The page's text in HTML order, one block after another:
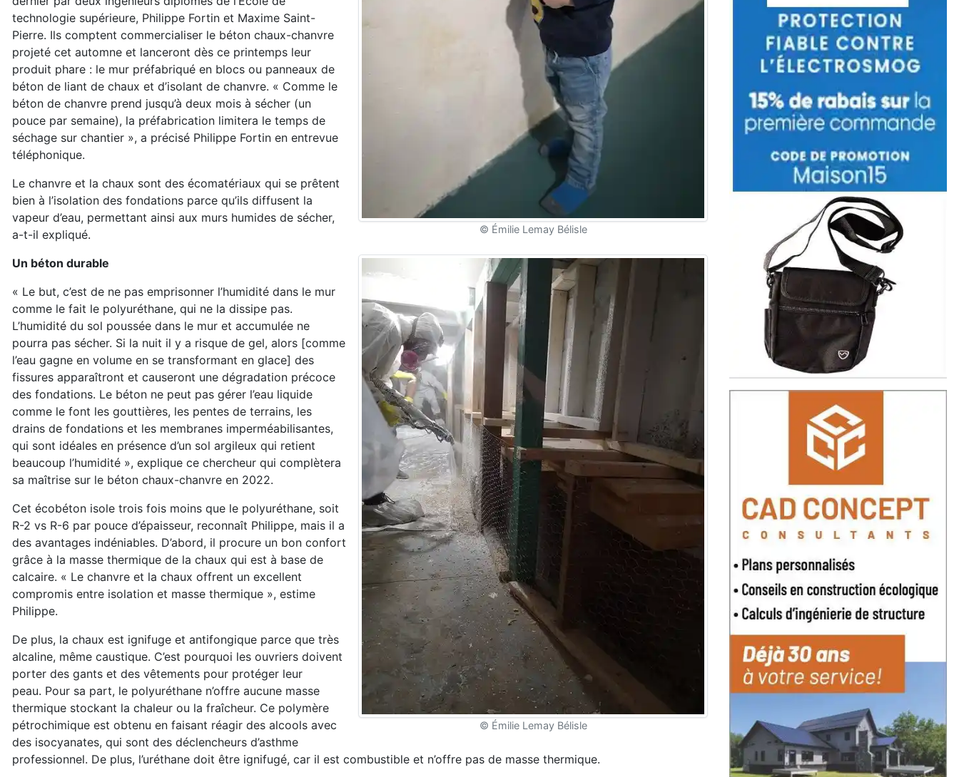
© Émilie Lemay Bélisle
technologie supérieure, Philippe Fortin et Maxime Saint-
Pierre. Ils comptent commercialiser le béton chaux-chanvre
projeté cet automne et lanceront dès ce printemps leur
produit phare : le mur préfabriqué en blocs ou panneaux de
béton de liant de chaux et d’isolant de chanvre. « Comme le
béton de chanvre prend jusqu’à deux mois à sécher (un
pouce par semaine), la préfabrication limitera le temps de
séchage sur chantier », a précisé Philippe Fortin en entrevue
téléphonique.
Le chanvre et la chaux sont des écomatériaux qui se prêtent
bien à l’isolation des fondations parce qu’ils diffusent la
vapeur d’eau, permettant ainsi aux murs humides de sécher,
a-t-il expliqué.
© Émilie Lemay Bélisle
Un béton durable
« Le but, c’est de ne pas emprisonner l’humidité dans le mur
comme le fait le polyuréthane, qui ne la dissipe pas.
L’humidité du sol poussée dans le mur et accumulée ne
pourra pas sécher. Si la nuit il y a risque de gel, alors [comme
l’eau gagne en volume en se transformant en glace] des
fissures apparaîtront et causeront une dégradation précoce
des fondations. Le béton ne peut pas gérer l’eau liquide
comme le font les gouttières, les pentes de terrains, les
drains de fondations et les membranes imperméabilisantes,
qui sont idéales en présence d’un sol argileux qui retient
beaucoup l’humidité », explique ce chercheur qui complètera
sa maîtrise sur le béton chaux-chanvre en 2022.
Cet écobéton isole trois fois moins que le polyuréthane, soit
R-2 vs R-6 par pouce d’épaisseur, reconnaît Philippe, mais il a
des avantages indéniables. D’abord, il procure un bon confort
grâce à la masse thermique de la chaux qui est à base de
calcaire. « Le chanvre et la chaux offrent un excellent
compromis entre isolation et masse thermique », estime
Philippe.
De plus, la chaux est ignifuge et antifongique parce que très
alcaline, même caustique. C’est pourquoi les ouvriers doivent
porter des gants et des vêtements pour protéger leur
peau. Pour sa part, le polyuréthane n’offre aucune masse
thermique stockant la chaleur ou la fraîcheur. Ce polymère
pétrochimique est obtenu en faisant réagir des alcools avec
des isocyanates, qui sont des déclencheurs d’asthme
professionnel. De plus, l’uréthane doit être ignifugé, car il est combustible et n’offre pas de masse thermique.